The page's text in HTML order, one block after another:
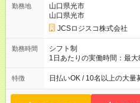
万円／週6日稼働 ・地方郊外エリア 月収40万円／週5日稼働 月
収40万円~50万円／週6日稼働 ＜モデルイメージ＞ ■月収
円 (27歳男性/江東区在住)※
(日休み) ■月収80万円(43歳男性/墨田区在住)※元営業 1日200個
勤務地
山口県光市
山口県光市
JCSロジスコ株式会社
勤務時間
シフト制
1日あたりの実働時間：最
働8時間） ※週5日勤務（場
よって時間外での勤務可能
特徴 日払いOK / 10名以上の大量